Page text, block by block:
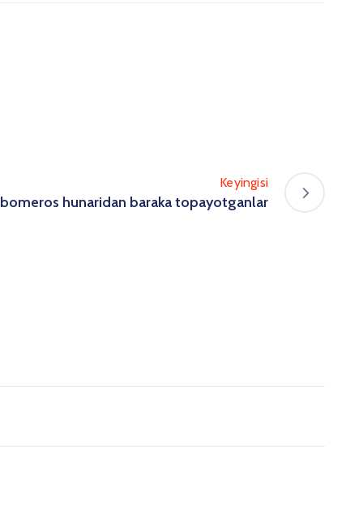
Keyingisi
hunaridan baraka topayotganlar